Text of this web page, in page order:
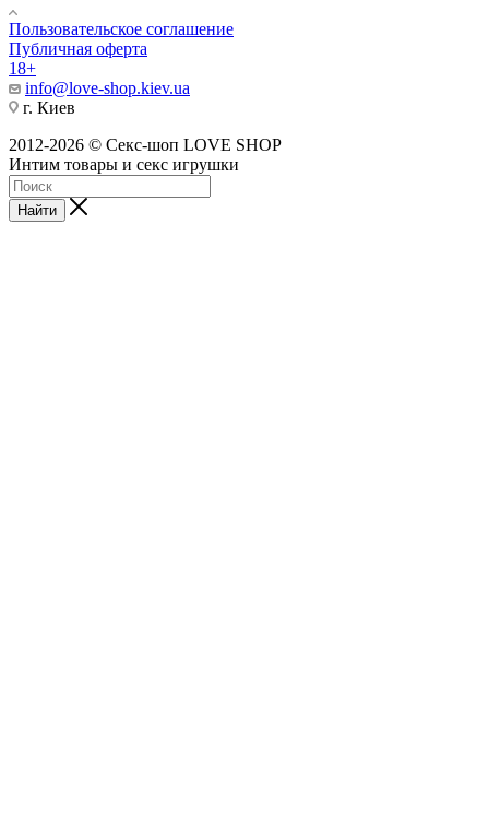
Пользовательское соглашение
Публичная оферта
18+
info@love-shop.kiev.ua
г. Киев
2012-2026 © Секс-шоп LOVE SHOP
Интим товары и секс игрушки
Найти